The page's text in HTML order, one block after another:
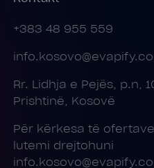
+383 48 955 559
Rr. Lidhja e Pejës, p.n,
Prishtinë, Kosovë
Për kërkesa të
lutemi drejtohuni